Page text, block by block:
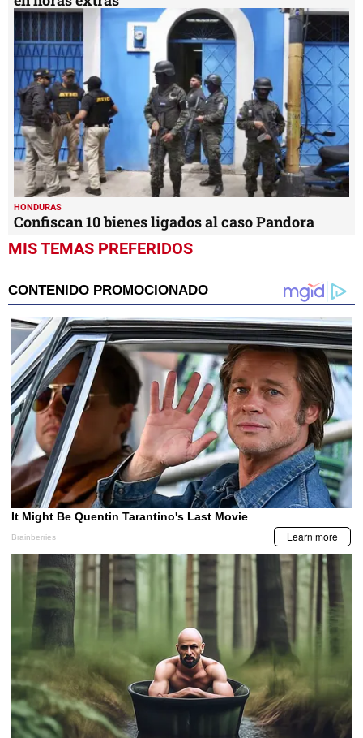
HONDURAS
Confiscan 10 bienes ligados al caso Pandora
MIS TEMAS PREFERIDOS